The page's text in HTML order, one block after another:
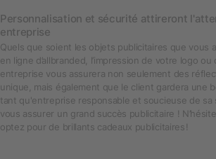
Personnalisation et sécurité attireront
entreprise
Quels que soient les objets publicitaires que vous
en ligne d’allbranded, l’impression de votre logo
entreprise vous assurera non seulement des
unique, mais également que le client gardera une
tant qu'entreprise responsable et soucieuse de sa
vous assurer un grand succès publicitaire !
optez pour de brillants cadeaux publicitaires !